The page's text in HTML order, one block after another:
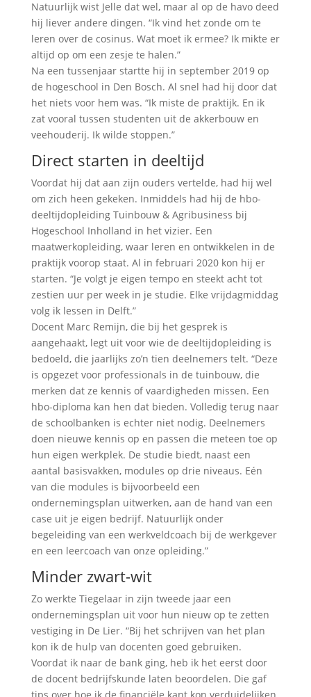
Natuurlijk wist Jelle dat wel, maar al op de havo deed
hij liever andere dingen. “Ik vind het zonde om te
leren over de cosinus. Wat moet ik ermee? Ik mikte er
altijd op om een zesje te halen.”
Na een tussenjaar startte hij in september 2019 op
de hogeschool in Den Bosch. Al snel had hij door dat
het niets voor hem was. “Ik miste de praktijk. En ik
zat vooral tussen studenten uit de akkerbouw en
veehouderij. Ik wilde stoppen.”
Direct starten in deeltijd
Voordat hij dat aan zijn ouders vertelde, had hij wel
om zich heen gekeken. Inmiddels had hij de hbo-
deeltijdopleiding Tuinbouw & Agribusiness bij
Hogeschool Inholland in het vizier. Een
maatwerkopleiding, waar leren en ontwikkelen in de
praktijk voorop staat. Al in februari 2020 kon hij er
starten. “Je volgt je eigen tempo en steekt acht tot
zestien uur per week in je studie. Elke vrijdagmiddag
volg ik lessen in Delft.”
Docent Marc Remijn, die bij het gesprek is
aangehaakt, legt uit voor wie de deeltijdopleiding is
bedoeld, die jaarlijks zo’n tien deelnemers telt. “Deze
is opgezet voor professionals in de tuinbouw, die
merken dat ze kennis of vaardigheden missen. Een
hbo-diploma kan hen dat bieden. Volledig terug naar
de schoolbanken is echter niet nodig. Deelnemers
doen nieuwe kennis op en passen die meteen toe op
hun eigen werkplek. De studie biedt, naast een
aantal basisvakken, modules op drie niveaus. Eén
van die modules is bijvoorbeeld een
ondernemingsplan uitwerken, aan de hand van een
case uit je eigen bedrijf. Natuurlijk onder
begeleiding van een werkveldcoach bij de werkgever
en een leercoach van onze opleiding.”
Minder zwart-wit
Zo werkte Tiegelaar in zijn tweede jaar een
ondernemingsplan uit voor hun nieuw op te zetten
vestiging in De Lier. “Bij het schrijven van het plan
kon ik de hulp van docenten goed gebruiken.
Voordat ik naar de bank ging, heb ik het eerst door
de docent bedrijfskunde laten beoordelen. Die gaf